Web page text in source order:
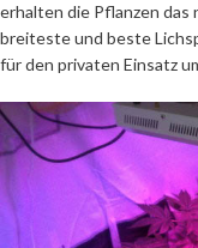
erhalten die Pflanzen das
breiteste und beste
für den privaten Einsatz